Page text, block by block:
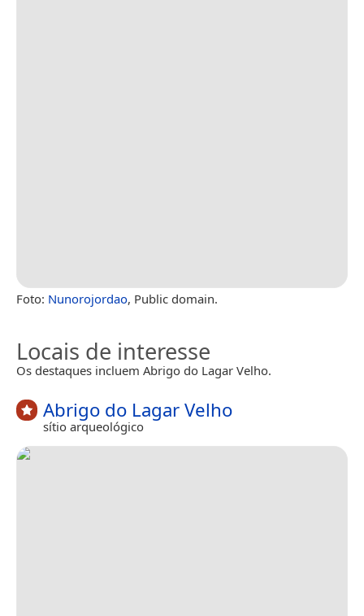
Foto: Nunorojordao, Public domain.
Locais de interesse
Os destaques incluem Abrigo do Lagar Velho.
Abrigo do Lagar Velho
sítio arqueológico